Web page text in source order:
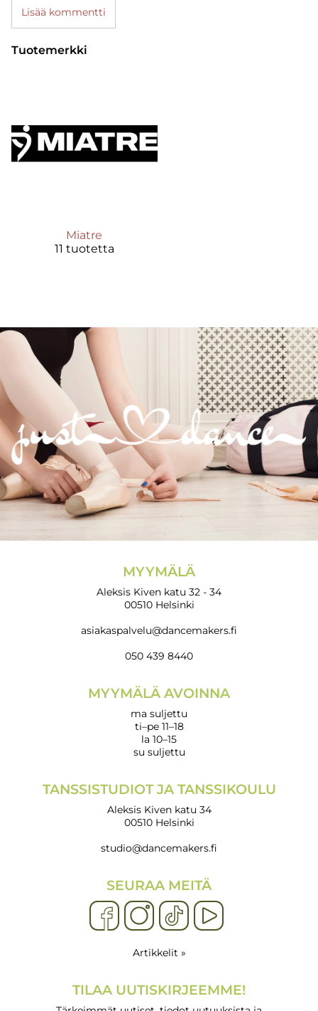
Lisää kommentti
Tuotemerkki
Miatre
11 tuotetta
MYYMÄLÄ
Aleksis Kiven katu 32 - 34
00510 Helsinki
asiakaspalvelu@dancemakers.fi
050 439 8440
MYYMÄLÄ AVOINNA
ma suljettu
ti–pe 11–18
la 10–15
su suljettu
TANSSISTUDIOT JA TANSSIKOULU
Aleksis Kiven katu 34
00510 Helsinki
studio@dancemakers.fi
SEURAA MEITÄ
Artikkelit »
TILAA UUTISKIRJEEMME!